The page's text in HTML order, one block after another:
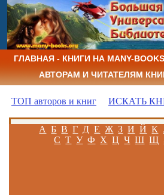
ГЛАВНАЯ - КНИГИ НА MANY-
АВТОРАМ И ЧИТАТЕЛЯМ
ТОП авторов и книг ИСКАТЬ
А Б В Г Д Е Ж З И Й К
С Т У Ф Х Ц Ч Ш Щ